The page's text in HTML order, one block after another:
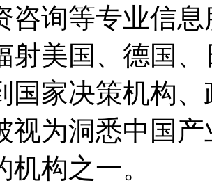
咨询等专业信
射美国、德国
国家决策机构
视为洞悉中国
构之一。